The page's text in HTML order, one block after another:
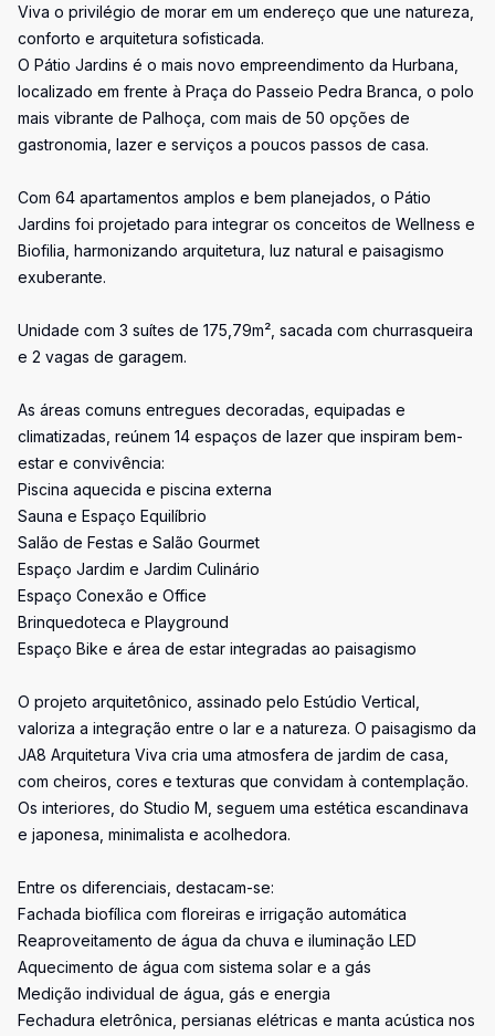
Viva o privilégio de morar em um endereço que une natureza,
conforto e arquitetura sofisticada.
O Pátio Jardins é o mais novo empreendimento da Hurbana,
localizado em frente à Praça do Passeio Pedra Branca, o polo
mais vibrante de Palhoça, com mais de 50 opções de
gastronomia, lazer e serviços a poucos passos de casa.
Com 64 apartamentos amplos e bem planejados, o Pátio
Jardins foi projetado para integrar os conceitos de Wellness e
Biofilia, harmonizando arquitetura, luz natural e paisagismo
exuberante.
Unidade com 3 suítes de 175,79m², sacada com churrasqueira
e 2 vagas de garagem.
As áreas comuns entregues decoradas, equipadas e
climatizadas, reúnem 14 espaços de lazer que inspiram bem-
estar e convivência:
Piscina aquecida e piscina externa
Sauna e Espaço Equilíbrio
Salão de Festas e Salão Gourmet
Espaço Jardim e Jardim Culinário
Espaço Conexão e Office
Brinquedoteca e Playground
Espaço Bike e área de estar integradas ao paisagismo
O projeto arquitetônico, assinado pelo Estúdio Vertical,
valoriza a integração entre o lar e a natureza. O paisagismo da
JA8 Arquitetura Viva cria uma atmosfera de jardim de casa,
com cheiros, cores e texturas que convidam à contemplação.
Os interiores, do Studio M, seguem uma estética escandinava
e japonesa, minimalista e acolhedora.
Entre os diferenciais, destacam-se:
Fachada biofílica com floreiras e irrigação automática
Reaproveitamento de água da chuva e iluminação LED
Aquecimento de água com sistema solar e a gás
Medição individual de água, gás e energia
Fechadura eletrônica, persianas elétricas e manta acústica nos